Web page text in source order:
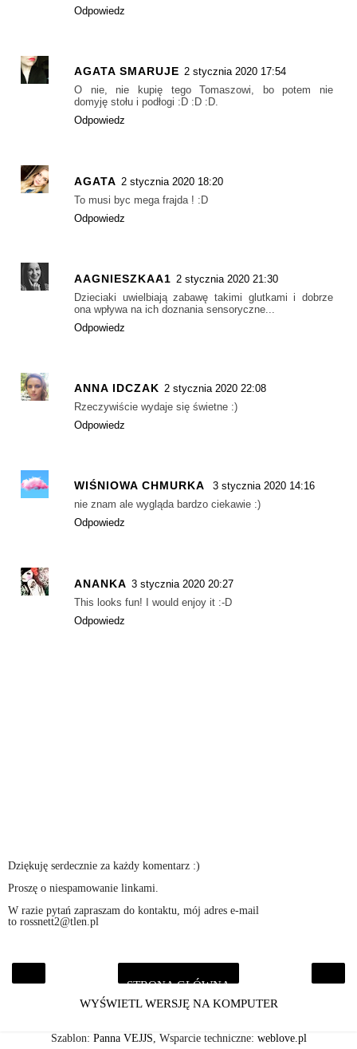
Odpowiedz
AGATA SMARUJE 2 stycznia 2020 17:54
O nie, nie kupię tego Tomaszowi, bo potem nie
domyję stołu i podłogi :D :D :D.
Odpowiedz
AGATA 2 stycznia 2020 18:20
To musi byc mega frajda ! :D
Odpowiedz
AAGNIESZKAA1 2 stycznia 2020 21:30
Dzieciaki uwielbiają zabawę takimi glutkami i dobrze
ona wpływa na ich doznania sensoryczne...
Odpowiedz
ANNA IDCZAK 2 stycznia 2020 22:08
Rzeczywiście wydaje się świetne :)
Odpowiedz
WIŚNIOWA CHMURKA
3 stycznia 2020 14:16
nie znam ale wygląda bardzo ciekawie :)
Odpowiedz
ANANKA 3 stycznia 2020 20:27
This looks fun! I would enjoy it :-D
Odpowiedz
Dziękuję serdecznie za każdy komentarz :)
Proszę o niespamowanie linkami.
W razie pytań zapraszam do kontaktu, mój adres e-mail
to rossnett2@tlen.pl
‹ ›
STRONA GŁÓWNA
WYŚWIETL WERSJĘ NA KOMPUTER
Szablon: Panna VEJJS , Wsparcie techniczne: weblove.pl